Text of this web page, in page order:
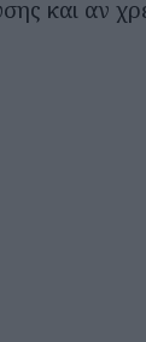
και αν